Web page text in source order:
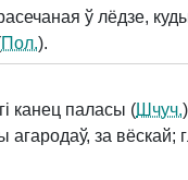
ў лёдзе,
Пол.).
канец паласы (Шчуч.
агародаў, за вёскай;